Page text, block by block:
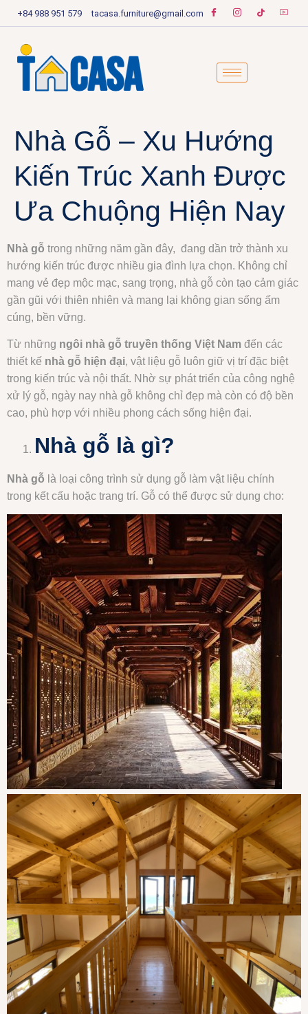
+84 988 951 579 tacasa.furniture@gmail.com
Nhà Gỗ – Xu Hướng
Kiến Trúc Xanh Được
Ưa Chuộng Hiện Nay
Nhà gỗ trong những năm gần đây, đang dần trở thành xu
hướng kiến trúc được nhiều gia đình lựa chọn. Không chỉ
mang vẻ đẹp mộc mạc, sang trọng, nhà gỗ còn tạo cảm giác
gần gũi với thiên nhiên và mang lại không gian sống ấm
cúng, bền vững.
Từ những ngôi nhà gỗ truyền thống Việt Nam đến các
thiết kế nhà gỗ hiện đại, vật liệu gỗ luôn giữ vị trí đặc biệt
trong kiến trúc và nội thất. Nhờ sự phát triển của công nghệ
xử lý gỗ, ngày nay nhà gỗ không chỉ đẹp mà còn có độ bền
cao, phù hợp với nhiều phong cách sống hiện đại.
Nhà gỗ là gì?
Nhà gỗ là loại công trình sử dụng gỗ làm vật liệu chính
trong kết cấu hoặc trang trí. Gỗ có thể được sử dụng cho: